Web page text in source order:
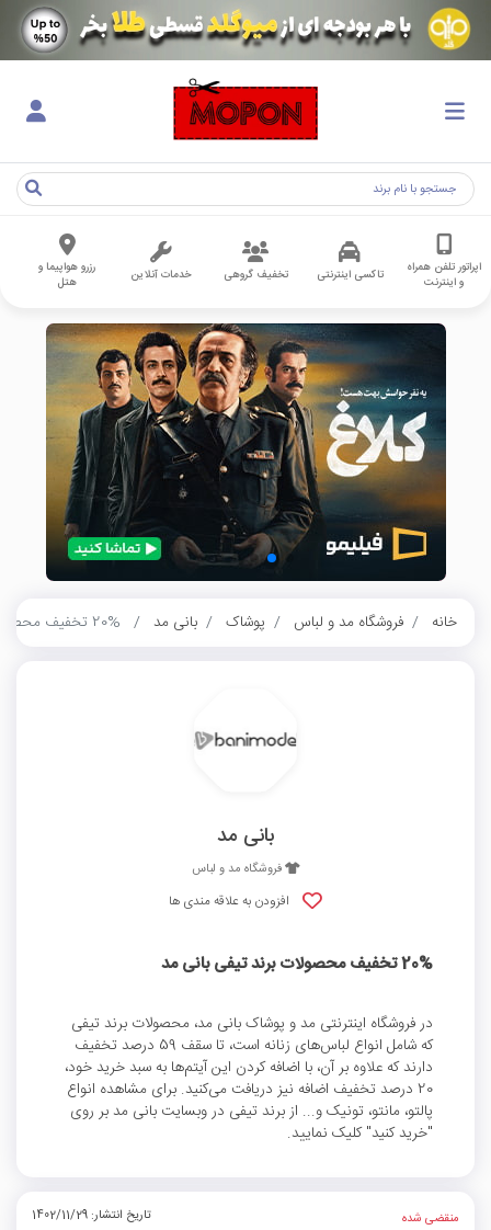
اپراتور تلفن همراه
و اینترنت
تاکسی اینترنتی تخفیف گروهی خدمات آنلاین
رزرو هواپیما و
هتل
خانه فروشگاه مد و لباس پوشاک بانی مد
بانی مد
فروشگاه مد و لباس
افزودن به علاقه مندی ها
20% تخفیف محصولات برند تیفی بانی مد
در فروشگاه اینترنتی مد و پوشاک بانی مد، محصولات برند تیفی
که شامل انواع لباس‌های زنانه است، تا سقف 59 درصد تخفیف
دارند که علاوه بر آن، با اضافه کردن این آیتم‌ها به سبد خرید خود،
20 درصد تخفیف اضافه نیز دریافت می‌کنید. برای مشاهده انواع
پالتو، مانتو، تونیک و... از برند تیفی در وبسایت بانی مد بر روی
"خرید کنید" کلیک نمایید.
منقضی شده تاریخ انتشار: 1402/11/29